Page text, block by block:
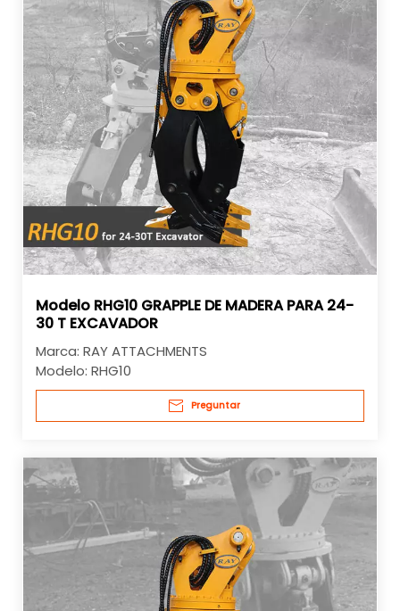
Modelo RHG10 GRAPPLE DE MADERA PARA 24-
30 T EXCAVADOR
Marca: RAY ATTACHMENTS
Modelo: RHG10
Preguntar